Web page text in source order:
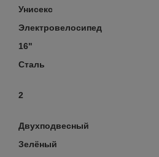
Унисекс
Электровелосипед
16"
Сталь
2
Двухподвесный
Зелёный